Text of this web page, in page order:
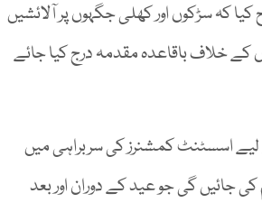
کہ سڑکوں اور کھلی جگہوں پر آلائشیں
کے خلاف باقاعدہ مقدمہ درج کیا جائے
لیے اسسٹنٹ کمشنرز کی سربراہی میں
جائیں گی جو عید کے دوران اور بعد